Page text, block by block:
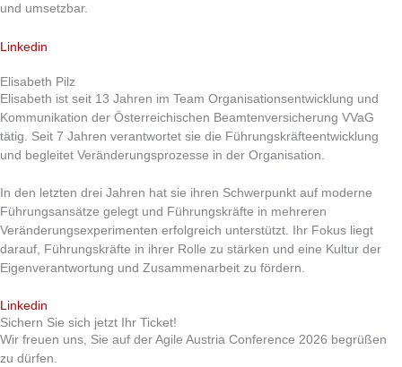
und umsetzbar.
Linkedin
Elisabeth Pilz
Elisabeth ist seit 13 Jahren im Team Organisationsentwicklung und
Kommunikation der Österreichischen Beamtenversicherung VVaG
tätig. Seit 7 Jahren verantwortet sie die Führungskräfteentwicklung
und begleitet Veränderungsprozesse in der Organisation.
In den letzten drei Jahren hat sie ihren Schwerpunkt auf moderne
Führungsansätze gelegt und Führungskräfte in mehreren
Veränderungsexperimenten erfolgreich unterstützt. Ihr Fokus liegt
darauf, Führungskräfte in ihrer Rolle zu stärken und eine Kultur der
Eigenverantwortung und Zusammenarbeit zu fördern.
Linkedin
Sichern Sie sich jetzt Ihr Ticket!
Wir freuen uns, Sie auf der Agile Austria Conference 2026 begrüßen
zu dürfen.